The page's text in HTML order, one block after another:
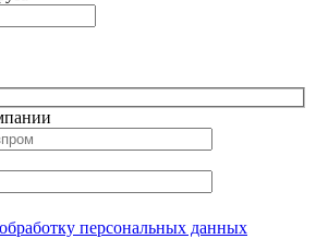
персональных данных